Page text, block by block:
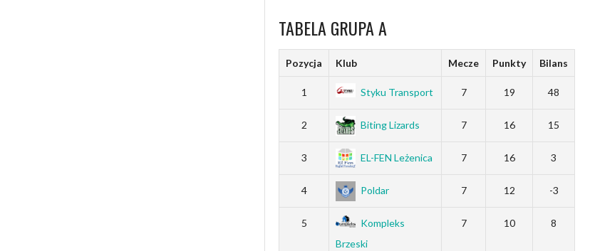
TABELA GRUPA A
Pozycja Klub Mecze Punkty Bilans
1 Styku Transport 7 19 48
2 Biting Lizards 7 16 15
3 EL-FEN Leżenica 7 16 3
4 Poldar 7 12 -3
5
Kompleks
Brzeski
7 10 8